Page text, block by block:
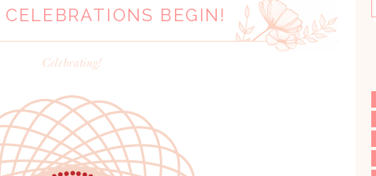
BEGIN!
Celebrating!